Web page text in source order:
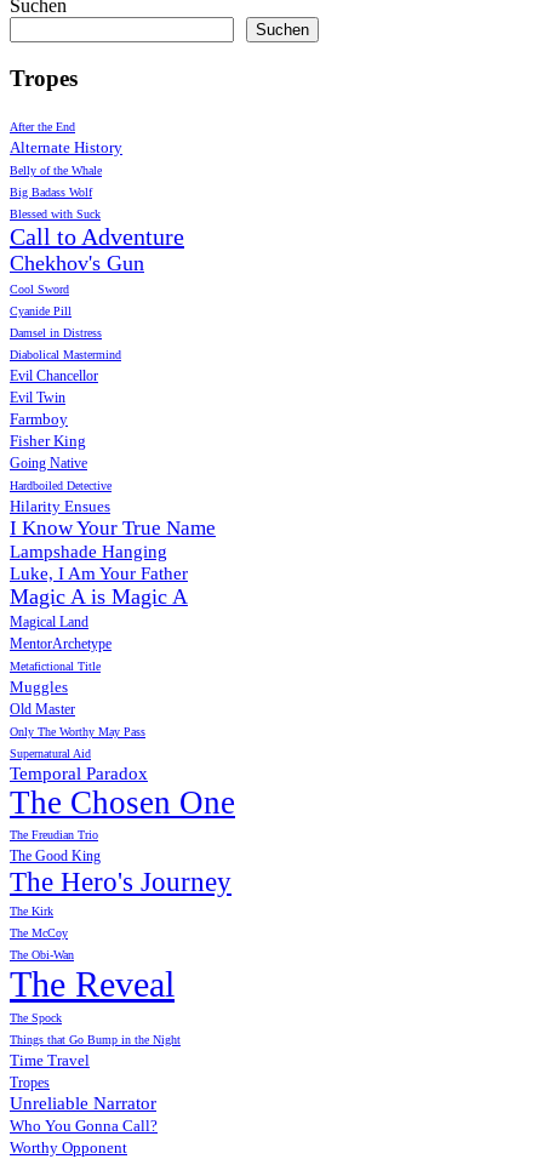
Suchen
Suchen
Tropes
After the End
Alternate History
Belly of the Whale
Big Badass Wolf
Blessed with Suck
Call to Adventure
Chekhov's Gun
Cool Sword
Cyanide Pill
Damsel in Distress
Diabolical Mastermind
Evil Chancellor
Evil Twin
Farmboy
Fisher King
Going Native
Hardboiled Detective
Hilarity Ensues
I Know Your True Name
Lampshade Hanging
Luke, I Am Your Father
Magic A is Magic A
Magical Land
MentorArchetype
Metafictional Title
Muggles
Old Master
Only The Worthy May Pass
Supernatural Aid
Temporal Paradox
The Chosen One
The Freudian Trio
The Good King
The Hero's Journey
The Kirk
The McCoy
The Obi-Wan
The Reveal
The Spock
Things that Go Bump in the Night
Time Travel
Tropes
Unreliable Narrator
Who You Gonna Call?
Worthy Opponent